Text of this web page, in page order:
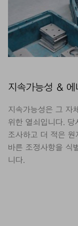
지속가능성 & 에
지속가능성은 그 자
위한 열쇠입니다. 당
조사하고 더 적은
바른 조정사항을 식
니다.